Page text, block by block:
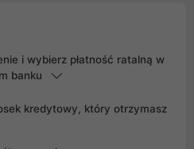
i wybierz płatność ratalną w
banku
kredytowy, który otrzymasz